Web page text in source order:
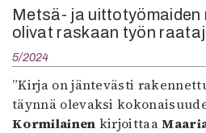
Metsä- ja
olivat raskaan työn
5/2024
”Kirja on jäntevästi
täynnä olevaksi
Kormilainen kirjoittaa